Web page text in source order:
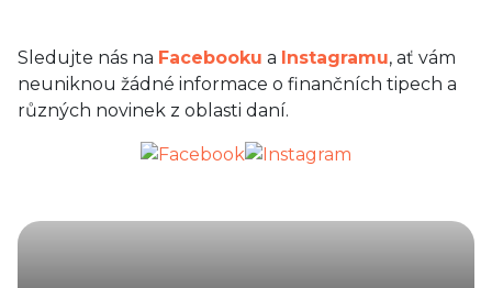
Sledujte nás na Facebooku a Instagramu, ať vám
neuniknou žádné informace o finančních tipech a
různých novinek z oblasti daní.